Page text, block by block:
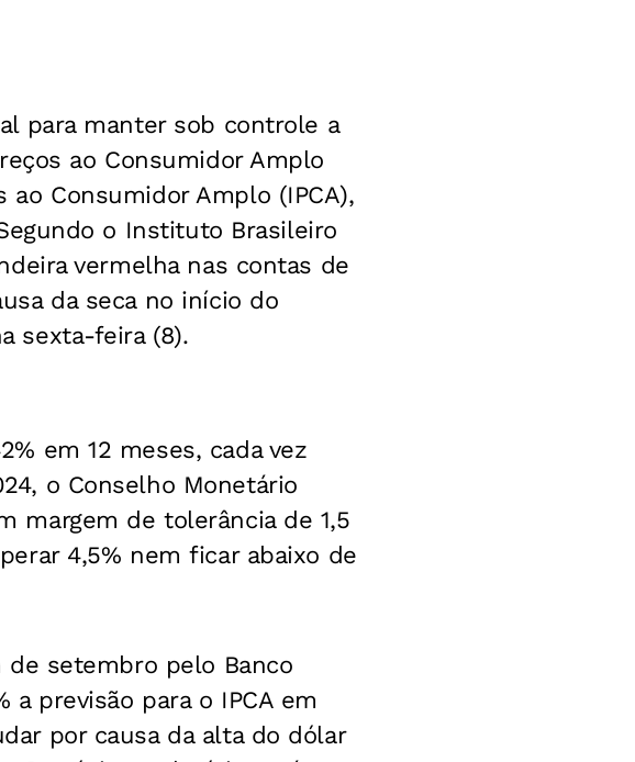
para manter sob controle a
ao Consumidor Amplo
ao Consumidor Amplo (IPCA),
o Instituto Brasileiro
vermelha nas contas de
da seca no início do
sexta-feira (8).
em 12 meses, cada vez
o Conselho Monetário
margem de tolerância de 1,5
4,5% nem ficar abaixo de
setembro pelo Banco
a previsão para o IPCA em
por causa da alta do dólar